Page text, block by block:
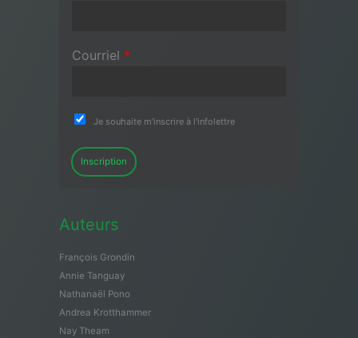
Courriel *
Je souhaite m'inscrire à l'infolettre
Inscription
Auteurs
François Grondin
Annie Tanguay
Nathanaël Pono
Andrea Krotthammer
Nay Theam